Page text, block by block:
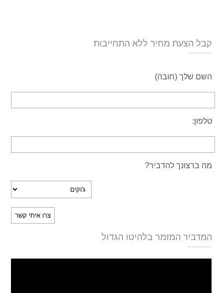
קבל הצעת מחיר ללא התחייבות
השם שלך (חובה)
טלפון:
מה ברצונך להדביר?
המדביר המזמר בלהיטו הגדול